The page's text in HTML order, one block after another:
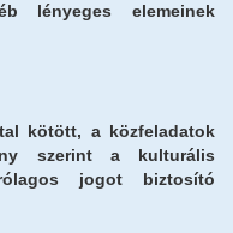
lényeges elemeinek
kötött, a közfeladatok
szerint a kulturális
jogot biztosító